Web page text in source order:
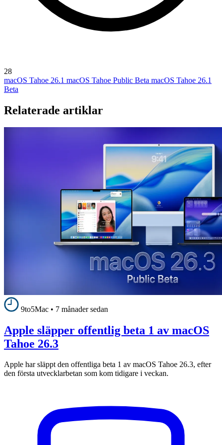
28
macOS Tahoe 26.1 macOS Tahoe Public Beta macOS Tahoe 26.1
Beta
Relaterade artiklar
9to5Mac • 7 månader sedan
Apple släpper offentlig beta 1 av macOS
Tahoe 26.3
Apple har släppt den offentliga beta 1 av macOS Tahoe 26.3, efter
den första utvecklarbetan som kom tidigare i veckan.